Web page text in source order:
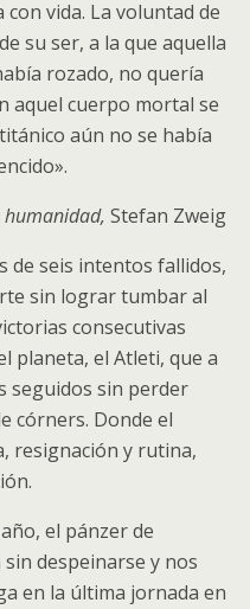
vida. La voluntad de
su ser, a la que aquella
rozado, no quería
aquel cuerpo mortal se
aún no se había
humanidad, Stefan Zweig
de seis intentos fallidos,
sin lograr tumbar al
consecutivas
planeta, el Atleti, que a
seguidos sin perder
córners. Donde el
resignación y rutina,
el pánzer de
despeinarse y nos
en la última jornada en